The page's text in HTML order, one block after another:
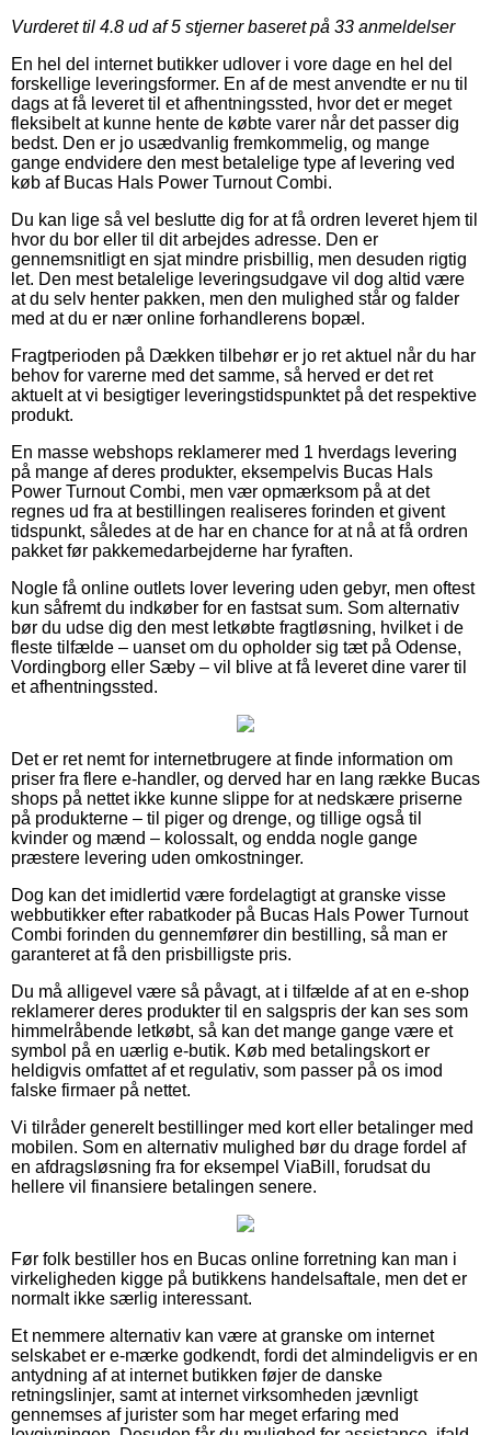
Vurderet til 4.8 ud af 5 stjerner baseret på 33 anmeldelser
En hel del internet butikker udlover i vore dage en hel del
forskellige leveringsformer. En af de mest anvendte er nu til
dags at få leveret til et afhentningssted, hvor det er meget
fleksibelt at kunne hente de købte varer når det passer dig
bedst. Den er jo usædvanlig fremkommelig, og mange
gange endvidere den mest betalelige type af levering ved
køb af Bucas Hals Power Turnout Combi.
Du kan lige så vel beslutte dig for at få ordren leveret hjem til
hvor du bor eller til dit arbejdes adresse. Den er
gennemsnitligt en sjat mindre prisbillig, men desuden rigtig
let. Den mest betalelige leveringsudgave vil dog altid være
at du selv henter pakken, men den mulighed står og falder
med at du er nær online forhandlerens bopæl.
Fragtperioden på Dækken tilbehør er jo ret aktuel når du har
behov for varerne med det samme, så herved er det ret
aktuelt at vi besigtiger leveringstidspunktet på det respektive
produkt.
En masse webshops reklamerer med 1 hverdags levering
på mange af deres produkter, eksempelvis Bucas Hals
Power Turnout Combi, men vær opmærksom på at det
regnes ud fra at bestillingen realiseres forinden et givent
tidspunkt, således at de har en chance for at nå at få ordren
pakket før pakkemedarbejderne har fyraften.
Nogle få online outlets lover levering uden gebyr, men oftest
kun såfremt du indkøber for en fastsat sum. Som alternativ
bør du udse dig den mest letkøbte fragtløsning, hvilket i de
fleste tilfælde – uanset om du opholder sig tæt på Odense,
Vordingborg eller Sæby – vil blive at få leveret dine varer til
et afhentningssted.
Det er ret nemt for internetbrugere at finde information om
priser fra flere e-handler, og derved har en lang række Bucas
shops på nettet ikke kunne slippe for at nedskære priserne
på produkterne – til piger og drenge, og tillige også til
kvinder og mænd – kolossalt, og endda nogle gange
præstere levering uden omkostninger.
Dog kan det imidlertid være fordelagtigt at granske visse
webbutikker efter rabatkoder på Bucas Hals Power Turnout
Combi forinden du gennemfører din bestilling, så man er
garanteret at få den prisbilligste pris.
Du må alligevel være så påvagt, at i tilfælde af at en e-shop
reklamerer deres produkter til en salgspris der kan ses som
himmelråbende letkøbt, så kan det mange gange være et
symbol på en uærlig e-butik. Køb med betalingskort er
heldigvis omfattet af et regulativ, som passer på os imod
falske firmaer på nettet.
Vi tilråder generelt bestillinger med kort eller betalinger med
mobilen. Som en alternativ mulighed bør du drage fordel af
en afdragsløsning fra for eksempel ViaBill, forudsat du
hellere vil finansiere betalingen senere.
Før folk bestiller hos en Bucas online forretning kan man i
virkeligheden kigge på butikkens handelsaftale, men det er
normalt ikke særlig interessant.
Et nemmere alternativ kan være at granske om internet
selskabet er e-mærke godkendt, fordi det almindeligvis er en
antydning af at internet butikken føjer de danske
retningslinjer, samt at internet virksomheden jævnligt
gennemses af jurister som har meget erfaring med